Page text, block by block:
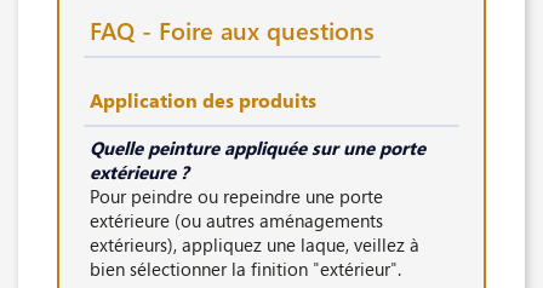
FAQ - Foire aux questions
Application des produits
Quelle peinture appliquée sur une porte
extérieure ?
Pour peindre ou repeindre une porte
extérieure (ou autres aménagements
extérieurs), appliquez une laque, veillez à
bien sélectionner la finition "extérieur".